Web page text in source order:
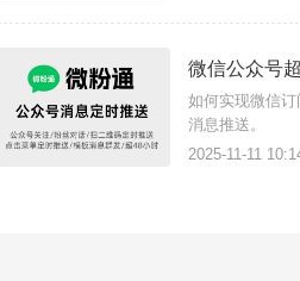
微信公众号
如何实现微信
消息推送。
2025-11-11